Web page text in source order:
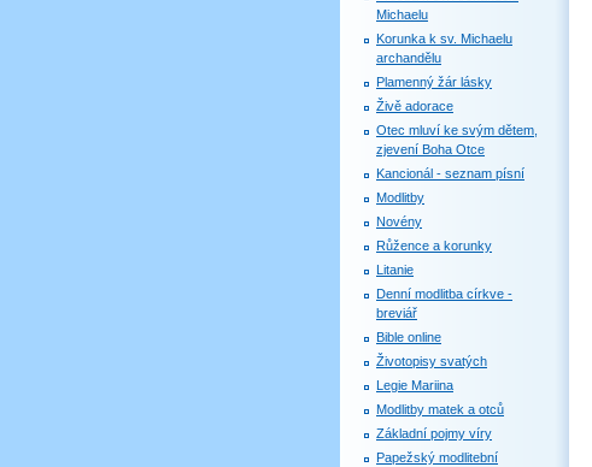
Michaelu
Korunka k sv. Michaelu
archandělu
Plamenný žár lásky
Živě adorace
Otec mluví ke svým dětem,
zjevení Boha Otce
Kancionál - seznam písní
Modlitby
Novény
Růžence a korunky
Litanie
Denní modlitba církve -
breviář
Bible online
Životopisy svatých
Legie Mariina
Modlitby matek a otců
Základní pojmy víry
Papežský modlitební